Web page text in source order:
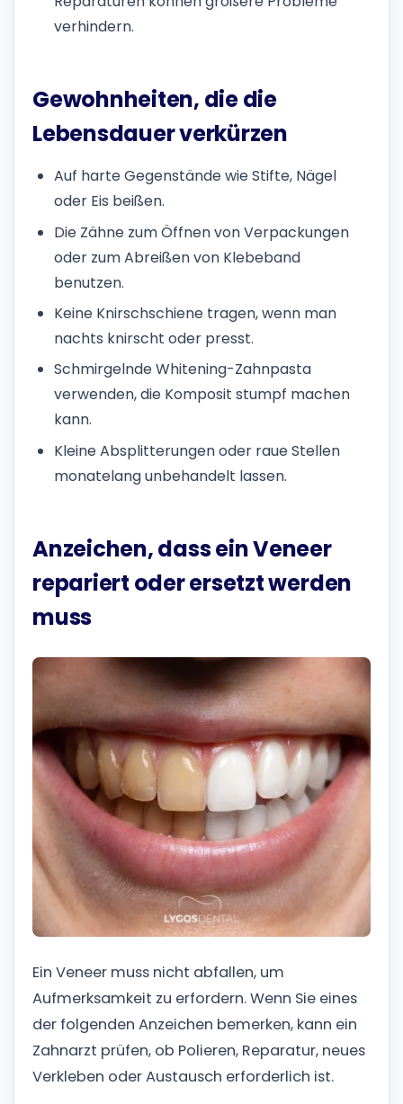
verhindern.
Gewohnheiten, die die
Lebensdauer verkürzen
Auf harte Gegenstände wie Stifte, Nägel
oder Eis beißen.
Die Zähne zum Öffnen von Verpackungen
oder zum Abreißen von Klebeband
benutzen.
Keine Knirschschiene tragen, wenn man
nachts knirscht oder presst.
Schmirgelnde Whitening-Zahnpasta
verwenden, die Komposit stumpf machen
kann.
Kleine Absplitterungen oder raue Stellen
monatelang unbehandelt lassen.
Anzeichen, dass ein Veneer
repariert oder ersetzt werden
muss
Ein Veneer muss nicht abfallen, um
Aufmerksamkeit zu erfordern. Wenn Sie eines
der folgenden Anzeichen bemerken, kann ein
Zahnarzt prüfen, ob Polieren, Reparatur, neues
Verkleben oder Austausch erforderlich ist.